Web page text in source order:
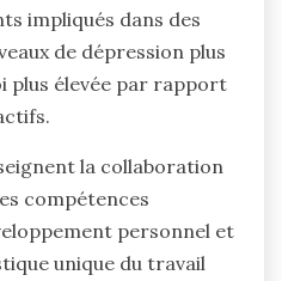
impliqués dans des
de dépression plus
plus élevée par rapport
la collaboration
compétences
personnel et
unique du travail